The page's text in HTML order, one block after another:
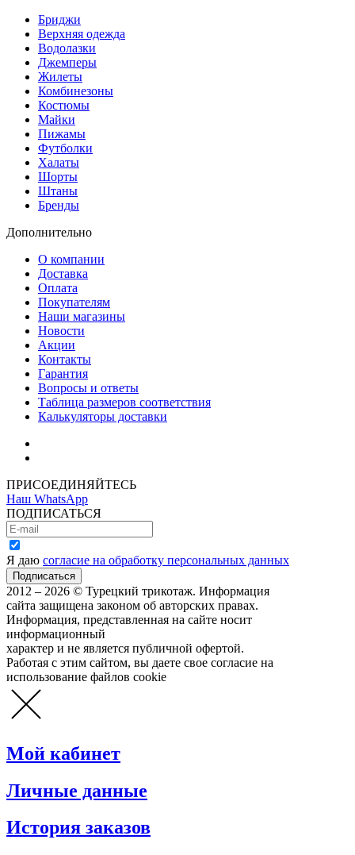
Бриджи
Верхняя одежда
Водолазки
Джемперы
Жилеты
Комбинезоны
Костюмы
Майки
Пижамы
Футболки
Халаты
Шорты
Штаны
Бренды
Дополнительно
О компании
Доставка
Оплата
Покупателям
Наши магазины
Новости
Акции
Контакты
Гарантия
Вопросы и ответы
Таблица размеров соответствия
Калькуляторы доставки
ПРИСОЕДИНЯЙТЕСЬ
Наш WhatsApp
ПОДПИСАТЬСЯ
Я даю согласие на обработку персональных данных
2012 – 2026 © Турецкий трикотаж. Информация
сайта защищена законом об авторских правах.
Информация, представленная на сайте носит
информационный
характер и не является публичной офертой.
Работая с этим сайтом, вы даете свое согласие на
использование файлов cookie
Мой кабинет
Личные данные
История заказов